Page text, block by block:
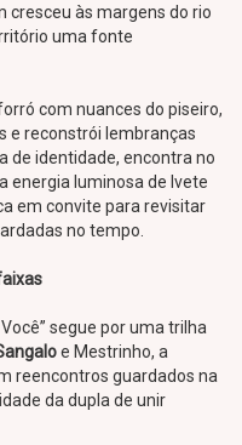
às margens do rio
uma fonte
com nuances do piseiro,
e reconstrói lembranças
de identidade, encontra no
energia luminosa de Ivete
em convite para revisitar
no tempo.
segue por uma trilha
e Mestrinho, a
reencontros guardados na
da dupla de unir